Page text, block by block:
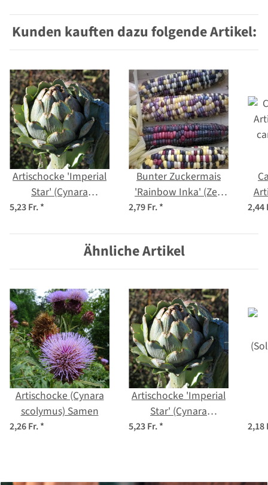
Kunden kauften dazu folgende Artikel:
Artischocke 'Imperial
Star' (Cynara
scolymus) Bio Saatgut
5,23 Fr.*
Bunter Zuckermais
'Rainbow Inka' (Zea
mays) Bio Saatgut
2,79 Fr.* 2,44
Ähnliche Artikel
Artischocke (Cynara
scolymus) Samen
2,26 Fr.*
Artischocke 'Imperial
Star' (Cynara
scolymus) Bio Saatgut
5,23 Fr.* 2,18